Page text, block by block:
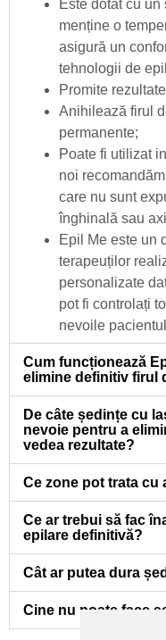
Este dotat cu
menține o
asigură un
tehnologii de
Promite
Anihilează firul
permanente;
Poate fi utilizat
noi
care nu sunt
înghinală sau
Epil Me este un
terapeuților
personalizate
pot fi controlați
nevoile
Cum funcționează
elimine definitiv firul
De câte ședințe cu
nevoie pentru a
vedea rezultate?
Ce zone pot trata cu
Ce ar trebui să fac
epilare definitivă?
Cât ar putea dura
Cine nu poate face